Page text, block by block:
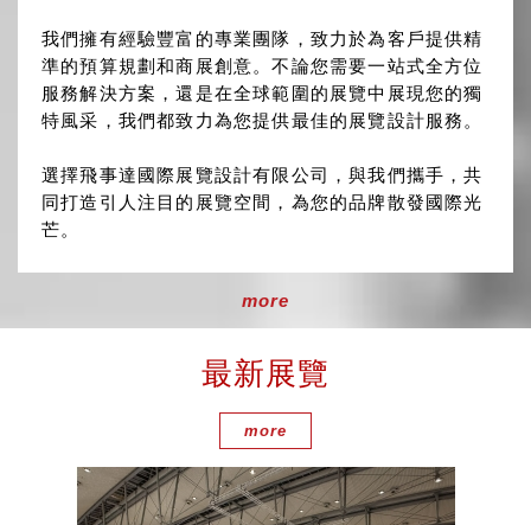
我們擁有經驗豐富的專業團隊，致力於為客戶提供精
準的預算規劃和商展創意。不論您需要一站式全方位
服務解決方案，還是在全球範圍的展覽中展現您的獨
特風采，我們都致力為您提供最佳的展覽設計服務 。
選擇飛事達國際展覽設計有限公司 ，與我們攜手，共
同打造引人注目的展覽空間，為您的品牌散發國際光
芒。
more
最新展覽
more